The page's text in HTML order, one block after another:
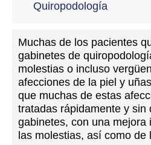
Quiropodología
Muchas de los pacientes
gabinetes de
molestias o incluso
afecciones de la piel y
que muchas de estas
tratadas rápidamente y sin
gabinetes, con una mejora
las molestias, así como de